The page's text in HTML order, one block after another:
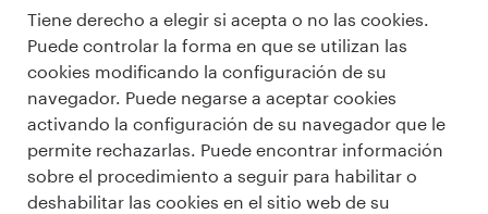
Tiene derecho a elegir si acepta o no las cookies.
Puede controlar la forma en que se utilizan las
cookies modificando la configuración de su
navegador. Puede negarse a aceptar cookies
activando la configuración de su navegador que le
permite rechazarlas. Puede encontrar información
sobre el procedimiento a seguir para habilitar o
deshabilitar las cookies en el sitio web de su